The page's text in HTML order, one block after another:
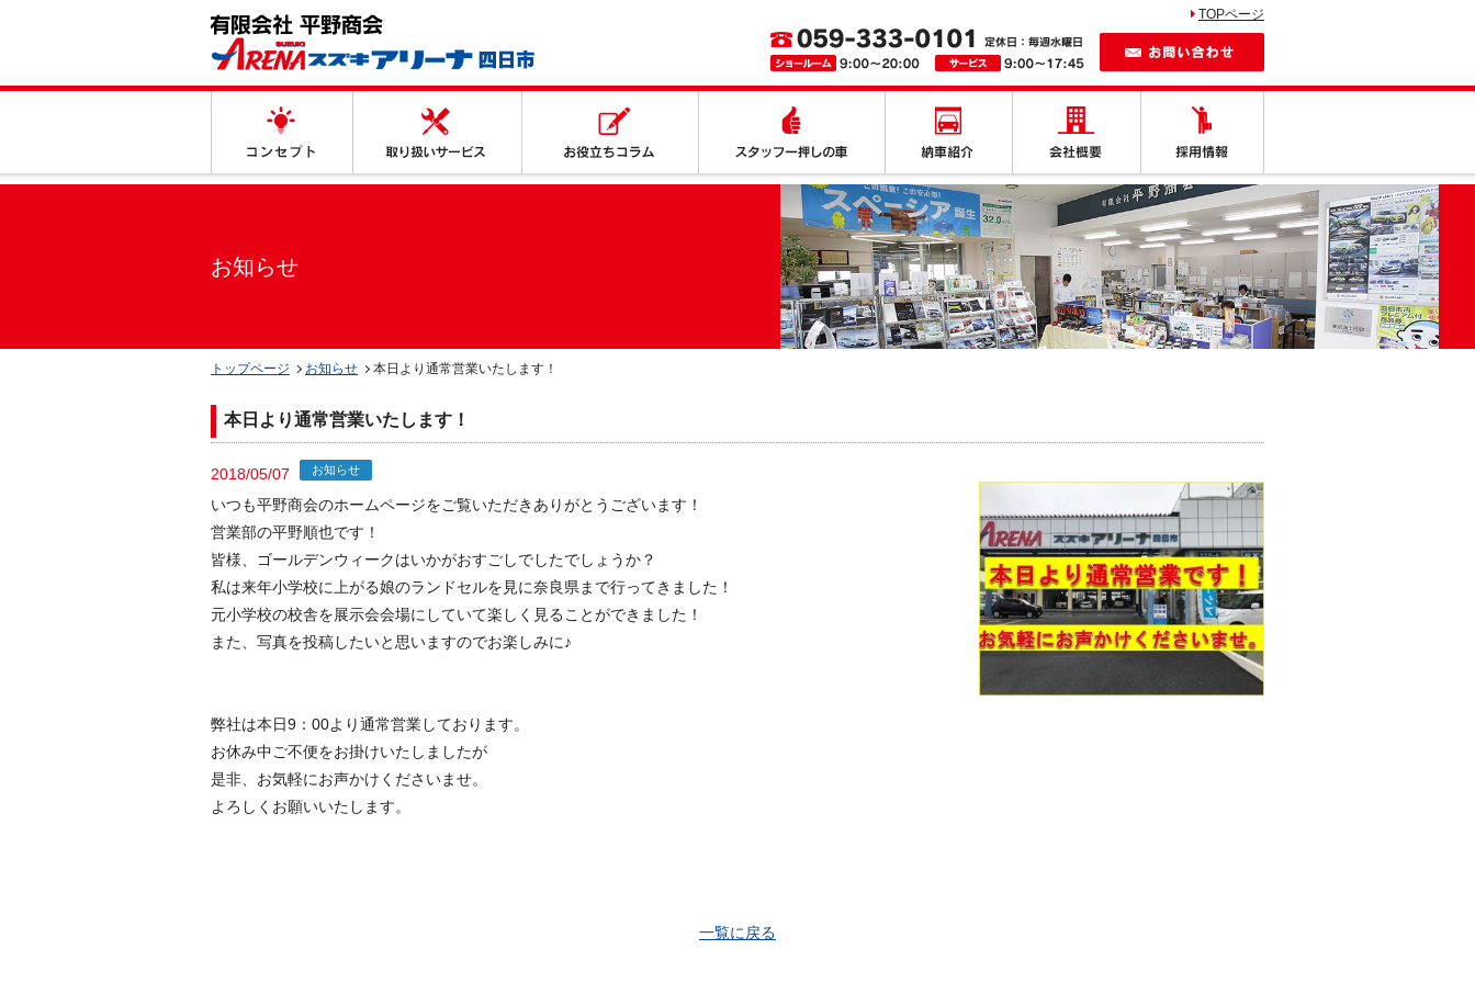
TOPページ
お知らせ
トップページ お知らせ 本日より通常営業いたします！
本日より通常営業いたします！
2018/05/07 お知らせ
いつも平野商会のホームページをご覧いただきありがとうございます！
営業部の平野順也です！
皆様、ゴールデンウィークはいかがおすごしでしたでしょうか？
私は来年小学校に上がる娘のランドセルを見に奈良県まで行ってきました！
元小学校の校舎を展示会会場にしていて楽しく見ることができました！
また、写真を投稿したいと思いますのでお楽しみに♪
弊社は本日9：00より通常営業しております。
お休み中ご不便をお掛けいたしましたが
是非、お気軽にお声かけくださいませ。
よろしくお願いいたします。
一覧に戻る